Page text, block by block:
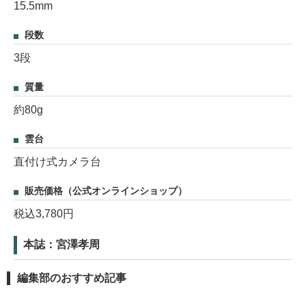
15.5mm
段数
3段
質量
約80g
雲台
直付け式カメラ台
販売価格（公式オンラインショップ）
税込3,780円
本誌：宮澤孝周
編集部のおすすめ記事